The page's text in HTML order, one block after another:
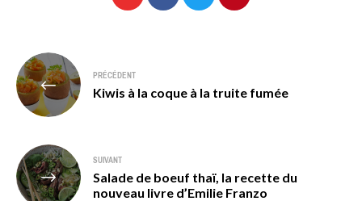
Navigation
de
l’article
PRÉCÉDENT
Kiwis à la coque à la truite fumée
SUIVANT
Salade de boeuf thaï, la recette du
nouveau livre d’Emilie Franzo